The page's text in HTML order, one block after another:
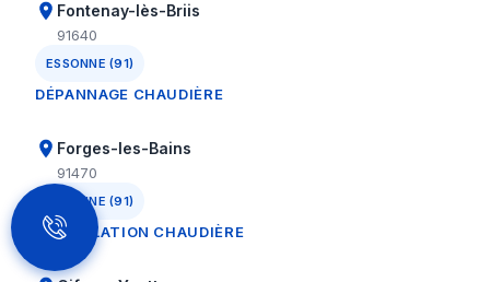
Fontenay-lès-Briis
91640
ESSONNE (91)
DÉPANNAGE CHAUDIÈRE
Forges-les-Bains
91470
ESSONNE (91)
INSTALLATION CHAUDIÈRE